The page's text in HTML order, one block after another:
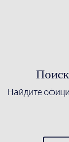
Найдите